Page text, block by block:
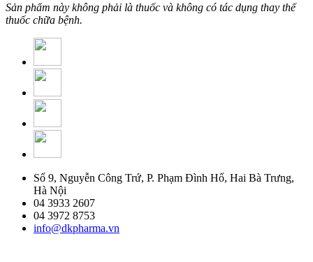
Sản phẩm này không phải là thuốc và không có tác dụng thay thế
thuốc chữa bệnh.
Số 9, Nguyễn Công Trứ, P. Phạm Đình Hổ, Hai Bà Trưng,
Hà Nội
04 3933 2607
04 3972 8753
info@dkpharma.vn